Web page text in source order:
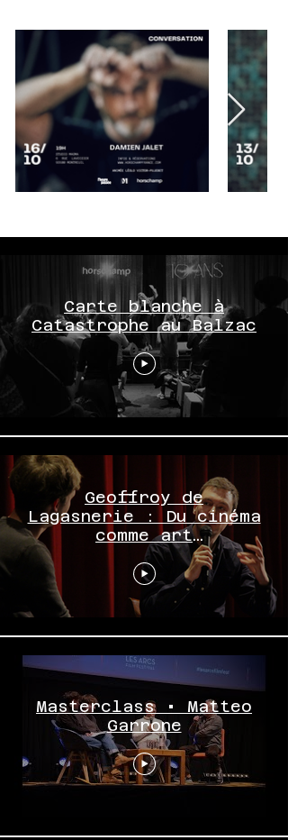
Carte blanche à
Catastrophe au Balzac
Geoffroy de
Lagasnerie : Du cinéma
comme art
abolitionniste
Masterclass • Matteo
Garrone